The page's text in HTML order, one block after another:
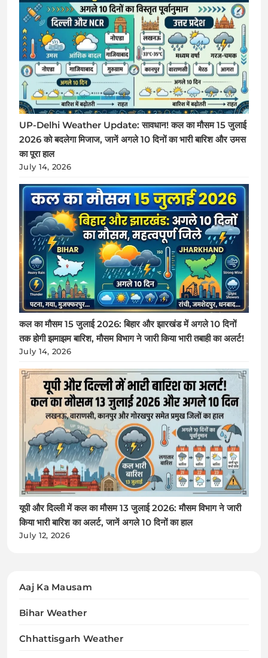
UP-Delhi Weather Update: सावधान! कल का मौसम 15 जुलाई
2026 को बदलेगा मिजाज, जानें अगले 10 दिनों का भारी बारिश और उमस
का पूरा हाल
July 14, 2026
कल का मौसम 15 जुलाई 2026: बिहार और झारखंड में अगले 10 दिनों
तक होगी झमाझम बारिश, मौसम विभाग ने जारी किया भारी तबाही का अलर्ट!
July 14, 2026
यूपी और दिल्ली में कल का मौसम 13 जुलाई 2026: मौसम विभाग ने जारी
किया भारी बारिश का अलर्ट, जानें अगले 10 दिनों का हाल
July 12, 2026
Aaj Ka Mausam
Bihar Weather
Chhattisgarh Weather